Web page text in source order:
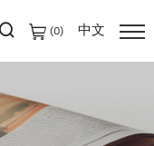
(0) 中文